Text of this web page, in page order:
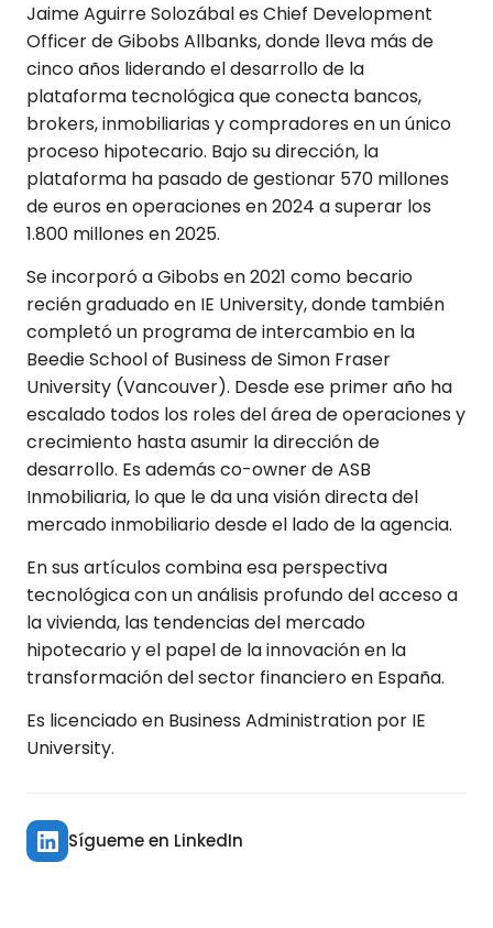
Jaime Aguirre Solozábal es Chief Development
Officer de Gibobs Allbanks, donde lleva más de
cinco años liderando el desarrollo de la
plataforma tecnológica que conecta bancos,
brokers, inmobiliarias y compradores en un único
proceso hipotecario. Bajo su dirección, la
plataforma ha pasado de gestionar 570 millones
de euros en operaciones en 2024 a superar los
1.800 millones en 2025.
Se incorporó a Gibobs en 2021 como becario
recién graduado en IE University, donde también
completó un programa de intercambio en la
Beedie School of Business de Simon Fraser
University (Vancouver). Desde ese primer año ha
escalado todos los roles del área de operaciones y
crecimiento hasta asumir la dirección de
desarrollo. Es además co-owner de ASB
Inmobiliaria, lo que le da una visión directa del
mercado inmobiliario desde el lado de la agencia.
En sus artículos combina esa perspectiva
tecnológica con un análisis profundo del acceso a
la vivienda, las tendencias del mercado
hipotecario y el papel de la innovación en la
transformación del sector financiero en España.
Es licenciado en Business Administration por IE
University.
Sígueme en LinkedIn